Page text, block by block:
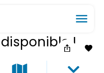
menu
!
ios_share favorite_border